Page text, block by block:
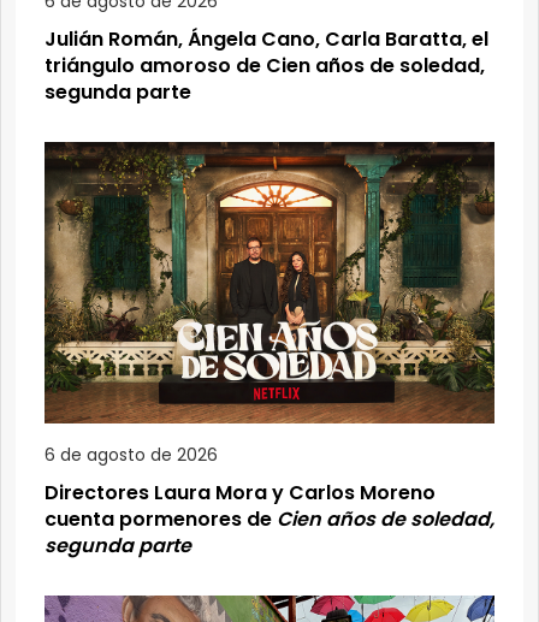
Julián Román, Ángela Cano, Carla Baratta, el
triángulo amoroso de Cien años de soledad,
segunda parte
6 de agosto de 2026
Directores Laura Mora y Carlos Moreno
cuenta pormenores de Cien años de soledad,
segunda parte